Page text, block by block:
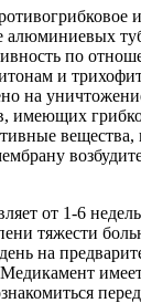
алюминиевых
по
и
на
имеющих
вещества,
от 1-6
тяжести
на